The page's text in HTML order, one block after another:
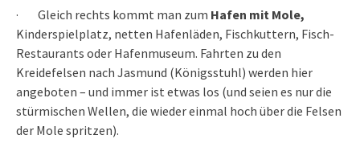
· Gleich rechts kommt man zum Hafen mit Mole,
Kinderspielplatz, netten Hafenläden, Fischkuttern, Fisch-
Restaurants oder Hafenmuseum. Fahrten zu den
Kreidefelsen nach Jasmund (Königsstuhl) werden hier
angeboten – und immer ist etwas los (und seien es nur die
stürmischen Wellen, die wieder einmal hoch über die Felsen
der Mole spritzen).